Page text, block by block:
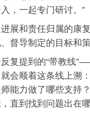
，一起专门研讨。”
展和责任归属的康
督导制定的目标和
复提到的“带教线
会顺着这条线上溯
能力做了哪些支持
直到找到问题出在